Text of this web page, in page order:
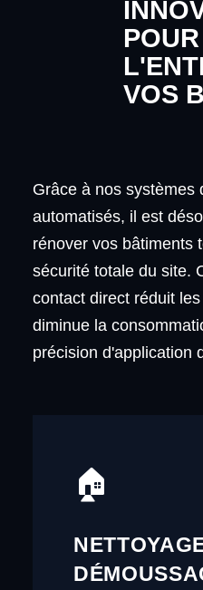
POUR
VOS
Grâce à nos systèmes
automatisés, il est
rénover vos bâtiments
sécurité totale du site.
contact direct réduit
diminue la
précision d'application
🏠